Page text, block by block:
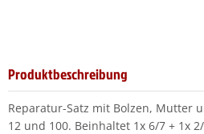
Produktbeschreibung
Reparatur-Satz mit Bolzen, Mutter
12 und 100. Beinhaltet 1x 6/7 + 1x